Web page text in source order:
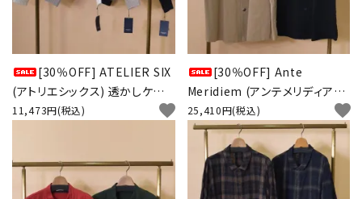
[30％OFF] ATELIER SIX
(アトリエシックス) 透かしケー
ブル プルオーバー
11,473円(税込) favorite
[30％OFF] Ante
Meridiem (アンテメリディアン)
ロングコート
25,410円(税込) favorite